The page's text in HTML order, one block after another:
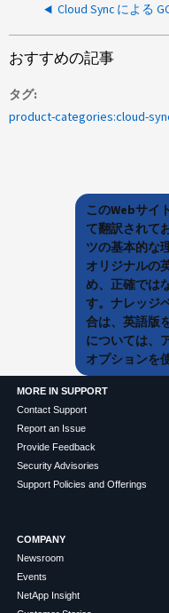
おすすめの記事
タグ
product-categories:cloud-
このWebサイ
て翻訳されて
ツの基本的な
オリジナルの
め、正確では
す。ナレッジ
合は、英語版
については、
オプションを
MORE IN SUPPORT
Contact Support
Report an Issue
Provide Feedback
Security Advisories
Support Policies and Offerings
COMPANY
Newsroom
Events
NetApp Insight